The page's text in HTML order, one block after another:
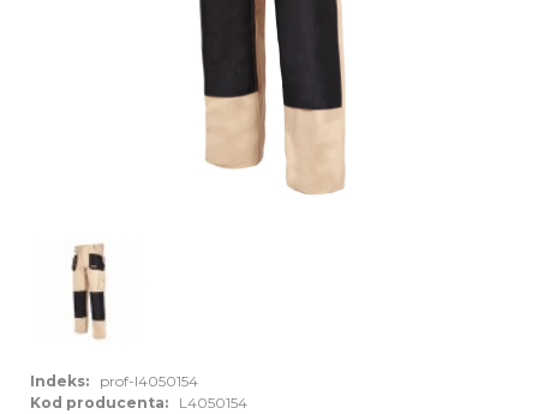
Indeks:
prof-l4050154
Kod producenta:
L4050154